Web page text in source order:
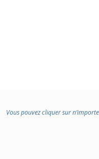
Vous pouvez cliquer sur